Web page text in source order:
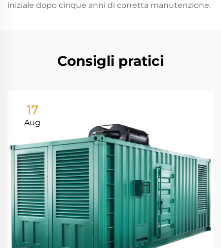
iniziale dopo cinque anni di corretta manutenzione.
Consigli pratici
17
Aug